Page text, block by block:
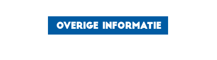
OVERIGE INFORMATIE